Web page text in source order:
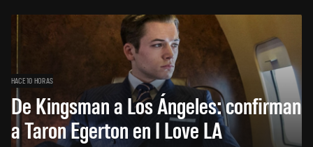
HACE 10 HORAS
De Kingsman a Los Ángeles: confirman
a Taron Egerton en I Love LA